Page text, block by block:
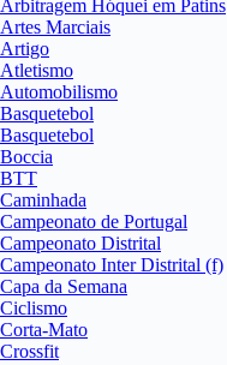
Arbitragem Hóquei em Patins
Artes Marciais
Artigo
Atletismo
Automobilismo
Basquetebol
Basquetebol
Boccia
BTT
Caminhada
Campeonato de Portugal
Campeonato Distrital
Campeonato Inter Distrital (f)
Capa da Semana
Ciclismo
Corta-Mato
Crossfit